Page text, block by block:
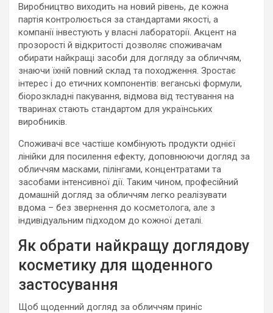
Виробництво виходить на новий рівень, де кожна
партія контролюється за стандартами якості, а
компанії інвестують у власні лабораторії. Акцент на
прозорості й відкритості дозволяє споживачам
обирати найкращі засоби для догляду за обличчям,
знаючи їхній повний склад та походження. Зростає
інтерес і до етичних компонентів: веганські формули,
біорозкладні пакування, відмова від тестування на
тваринах стають стандартом для українських
виробників.
Споживачі все частіше комбінують продукти однієї
лінійки для посилення ефекту, доповнюючи догляд за
обличчям масками, пілінгами, концентратами та
засобами інтенсивної дії. Таким чином, професійний
домашній догляд за обличчям легко реалізувати
вдома – без звернення до косметолога, але з
індивідуальним підходом до кожної деталі.
Як обрати найкращу доглядову
косметику для щоденного
застосування
Щоб щоденний догляд за обличчям приніс